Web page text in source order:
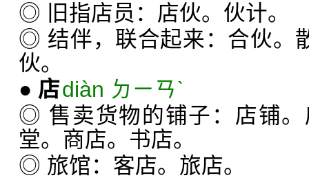
◎ 旧指店员：店伙。伙计。
◎ 结伴，联合起来：合伙。
伙。
● 店diàn ㄉㄧㄢˋ
◎ 售卖货物的铺子：店铺
堂。商店。书店。
◎ 旅馆：客店。旅店。